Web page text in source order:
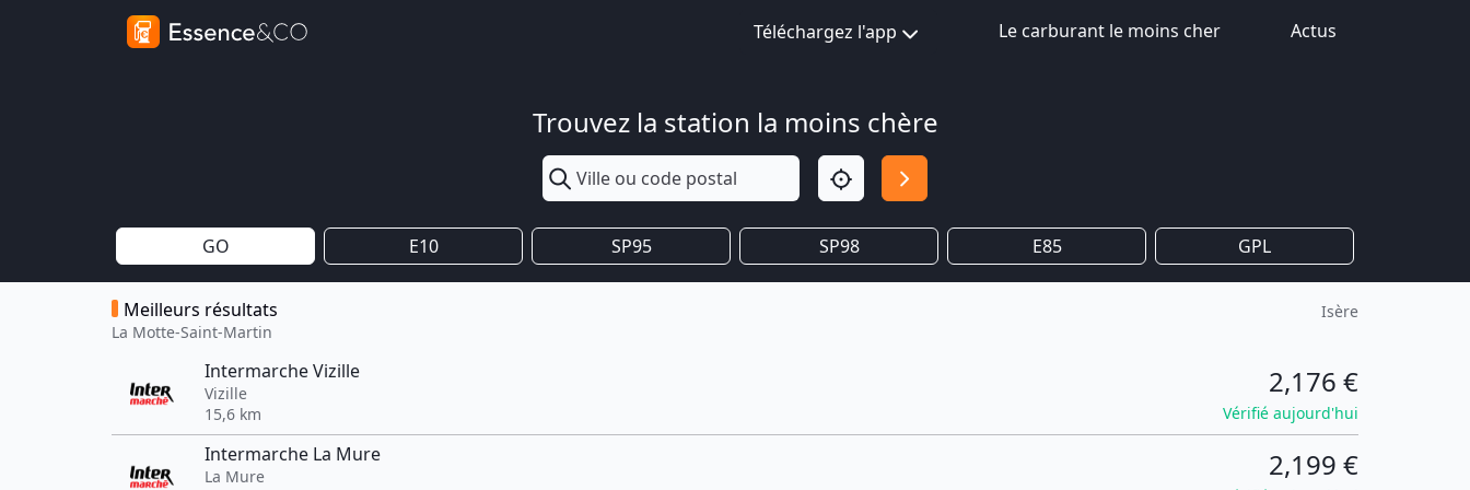
Téléchargez l'app Le carburant le moins cher Actus
Trouvez la station la moins chère
GO E10 SP95 SP98 E85 GPL
Meilleurs résultats
La Motte-Saint-Martin
Isère
Intermarche Vizille
Vizille
15,6 km
2,176 €
Vérifié aujourd'hui
Intermarche La Mure
La Mure
2,199 €